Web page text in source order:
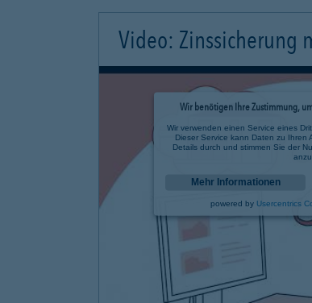
Video: Zinssicherung
Wir benötigen Ihre Zustimmung,
Wir verwenden einen Service eines
Dieser Service kann Daten zu Ihren
Details durch und stimmen Sie der
Mehr Informationen
powered by Usercentrics